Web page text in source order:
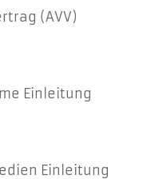
(AVV)
Einleitung
Einleitung